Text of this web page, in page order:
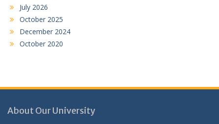
July 2026
October 2025
December 2024
October 2020
About Our University